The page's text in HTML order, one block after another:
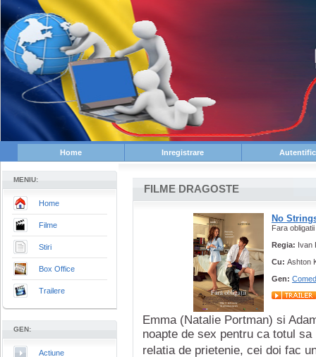
Home Inregistrare
MENIU:
Home
Filme
Stiri
Box Office
Trailere
GEN:
Actiune
FILME DRAGOSTE
No
Fara obligatii
Regia: Ivan
Cu: Ashton
Gen:
Emma (Natalie Portman) si
noapte de sex pentru ca totul
relatia de prietenie, cei doi fac